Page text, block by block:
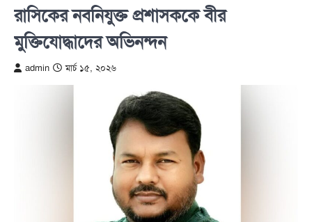
রাসিকের নবনিযুক্ত প্রশাসককে বীর
মুক্তিযোদ্ধাদের অভিনন্দন
admin মার্চ ১৫, ২০২৬